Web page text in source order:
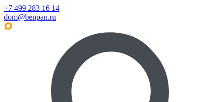
+7 499 283 16 14
dom@benpan.ru